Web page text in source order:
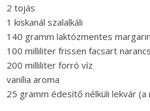
2 tojás
1 kiskanál szalalkáli
140 gramm laktózmentes margarin
100 milliliter frissen facsart
200 milliliter forró víz
vanília aroma
25 gramm édesítő nélküli lekvár